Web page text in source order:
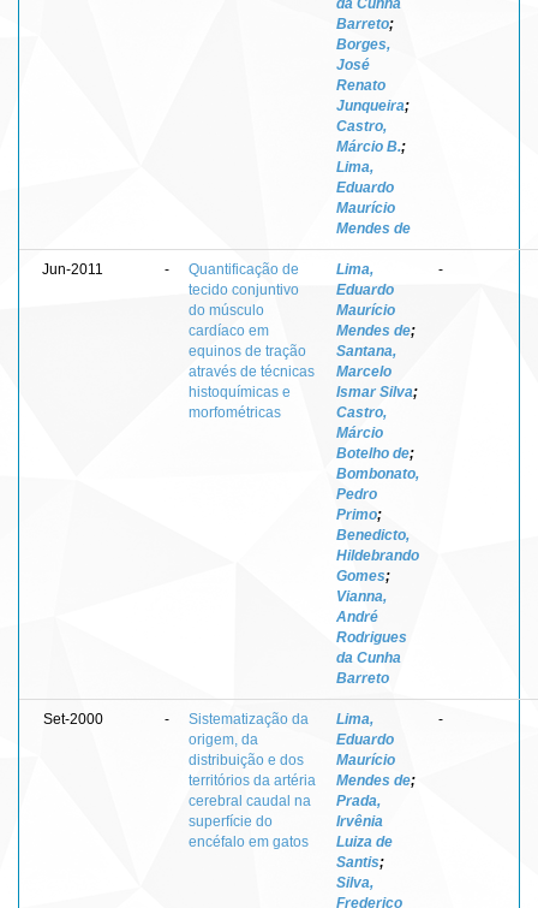
Barreto;
Borges,
José
Renato
Junqueira;
Castro,
Márcio B.;
Lima,
Eduardo
Maurício
Mendes de
Jun-2011 -
Quantificação de
tecido conjuntivo
do músculo
cardíaco em
equinos de tração
através de técnicas
histoquímicas e
morfométricas
Lima,
Eduardo
Maurício
Mendes de;
Santana,
Marcelo
Ismar Silva;
Castro,
Márcio
Botelho de;
Bombonato,
Pedro
Primo;
Benedicto,
Hildebrando
Gomes;
Vianna,
André
Rodrigues
da Cunha
Barreto
-
Set-2000 -
Sistematização da
origem, da
distribuição e dos
territórios da artéria
cerebral caudal na
superfície do
encéfalo em gatos
Lima,
Eduardo
Maurício
Mendes de;
Prada,
Irvênia
Luiza de
Santis;
Silva,
Frederico
-